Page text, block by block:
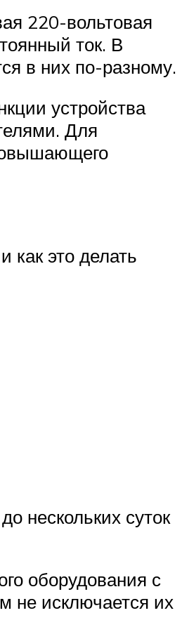
220-вольтовая
ток. В
в них по-разному.
устройства
Для
как это делать
нескольких суток
оборудования с
не исключается их